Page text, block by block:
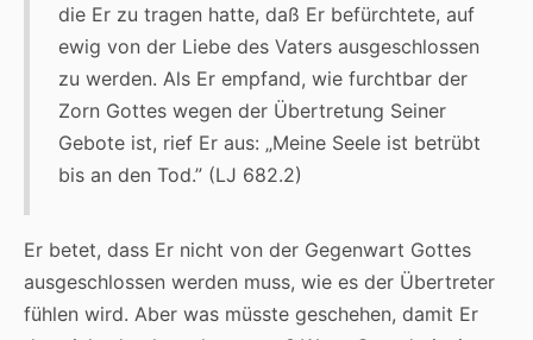
die Er zu tragen hatte, daß Er befürchtete, auf
ewig von der Liebe des Vaters ausgeschlossen
zu werden. Als Er empfand, wie furchtbar der
Zorn Gottes wegen der Übertretung Seiner
Gebote ist, rief Er aus: „Meine Seele ist betrübt
bis an den Tod.” (LJ 682.2)
Er betet, dass Er nicht von der Gegenwart Gottes
ausgeschlossen werden muss, wie es der Übertreter
fühlen wird. Aber was müsste geschehen, damit Er